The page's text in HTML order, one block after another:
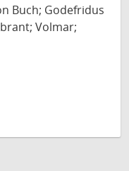
Buch; Godefridus
Volmar;